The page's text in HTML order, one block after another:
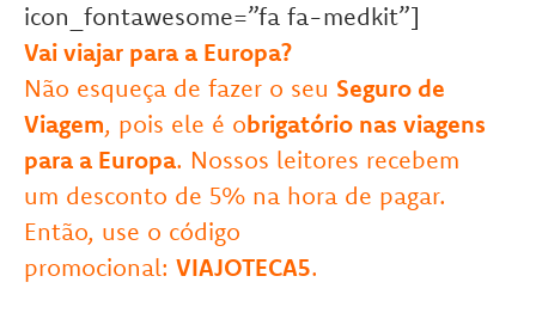
icon_fontawesome=”fa fa-medkit”]
Vai viajar para a Europa?
Não esqueça de fazer o seu Seguro de
Viagem, pois ele é obrigatório nas viagens
para a Europa. Nossos leitores recebem
um desconto de 5% na hora de pagar.
Então, use o código
promocional: VIAJOTECA5.